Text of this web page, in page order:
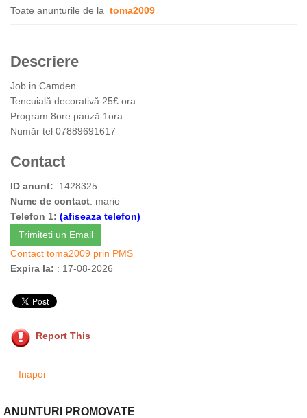
Toate anunturile de la toma2009
Descriere
Job in Camden
Tencuială decorativă 25£ ora
Program 8ore pauză 1ora
Număr tel 07889691617
Contact
ID anunt:: 1428325
Nume de contact: mario
Telefon 1: (afiseaza telefon)
Trimiteti un Email
Contact toma2009 prin PMS
Expira la: : 17-08-2026
Report This
Inapoi
ANUNTURI PROMOVATE